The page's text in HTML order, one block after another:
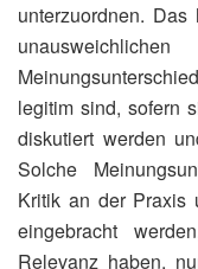
unterzuordnen.
legitim sind, sofern
diskutiert werden
Solche
Kritik an der
eingebracht
Relevanz haben,